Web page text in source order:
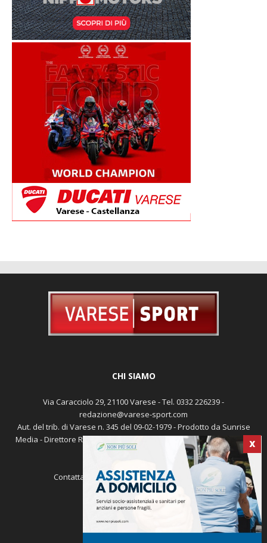
X
CHI SIAMO
Via Caracciolo 29, 21100 Varese - Tel. 0332 226239 -
redazione@varese-sport.com
Aut. del trib. di Varese n. 345 del 09-02-1979 - Prodotto da Sunrise
Media - Direttore Responsabile: Michele Marocco -Cookie policy
Pubblicità
Contattaci: redazione@varese-sport.com
SEGUICI